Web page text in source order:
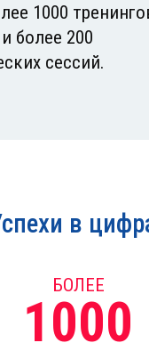
1000
более 200
сессий.
в
БОЛЕЕ
1000